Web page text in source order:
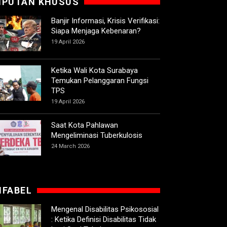
Banjir Informasi, Krisis Verifikasi:
Siapa Menjaga Kebenaran?
19 April 2026
Ketika Wali Kota Surabaya
Temukan Pelanggaran Fungsi
TPS
19 April 2026
Saat Kota Pahlawan
Mengeliminasi Tuberkulosis
24 March 2026
Mengenal Disabilitas Psikososial
: Ketika Definisi Disabilitas Tidak